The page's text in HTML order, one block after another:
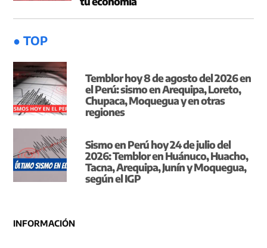
● TOP
Temblor hoy 8 de agosto del 2026 en
el Perú: sismo en Arequipa, Loreto,
Chupaca, Moquegua y en otras
regiones
Sismo en Perú hoy 24 de julio del
2026: Temblor en Huánuco, Huacho,
Tacna, Arequipa, Junín y Moquegua,
según el IGP
INFORMACIÓN